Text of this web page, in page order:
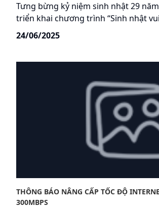
Tưng bừng kỷ niệm sinh nhật 29
triển khai chương trình “Sinh nhật
26/6/2025 đến hết ngày 17/8/2025,
24/06/2025
THÔNG BÁO NÂNG CẤP TỐC ĐỘ
300MBPS